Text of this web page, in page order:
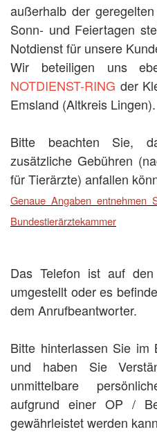
außerhalb der
Sonn- und Feiertagen
Notdienst für unsere
Wir beteiligen uns
NOTDIENST-RING der
Emsland (Altkreis Lingen).
Bitte beachten Sie,
zusätzliche Gebühren
für Tierärzte) anfallen
Genaue Angaben
Bundestierärztekammer
Das Telefon ist auf den
umgestellt oder es
dem Anrufbeantworter.
Bitte hinterlassen Sie im
und haben Sie
unmittelbare
aufgrund einer OP /
gewährleistet werden